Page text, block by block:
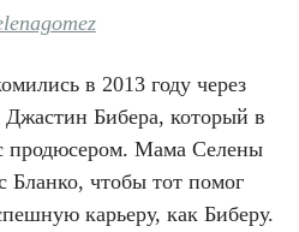
в 2013 году через
Бибера, который в
продюсером. Мама Селены
Бланко, чтобы тот помог
карьеру, как Биберу.